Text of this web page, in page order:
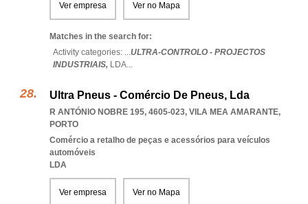
Ver empresa Ver no Mapa
Matches in the search for:
Activity categories: ...ULTRA-CONTROLO - PROJECTOS
INDUSTRIAIS, LDA...
Ultra Pneus - Comércio De Pneus, Lda
R ANTÓNIO NOBRE 195, 4605-023, VILA MEA AMARANTE,
PORTO
Comércio a retalho de peças e acessórios para veículos
automóveis
LDA
Ver empresa Ver no Mapa